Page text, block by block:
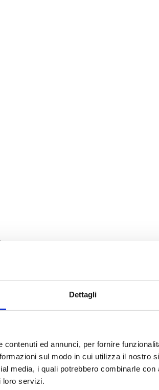
Dettagli
ed annunci, per fornire
sul modo in cui utilizza il nostro
media, i quali potrebbero combinarle
loro servizi.